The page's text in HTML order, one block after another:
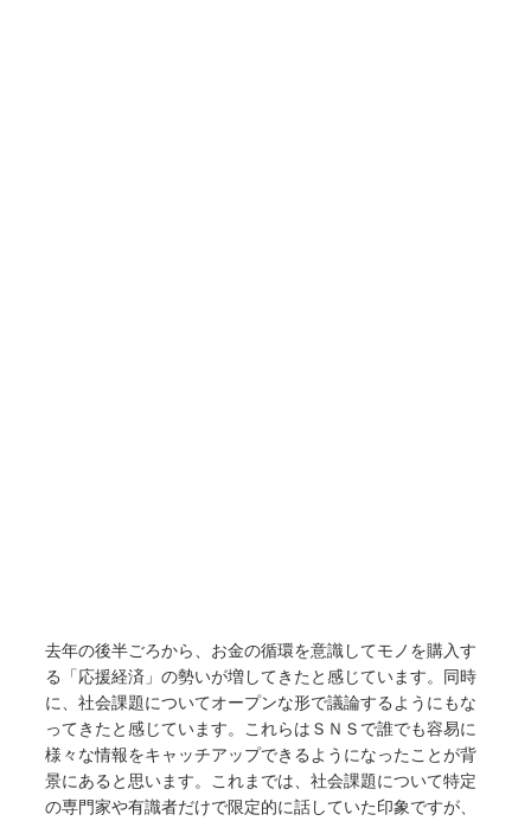
去年の後半ごろから、お金の循環を意識してモノを購入す
る「応援経済」の勢いが増してきたと感じています。同時
に、社会課題についてオープンな形で議論するようにもな
ってきたと感じています。これらはＳＮＳで誰でも容易に
様々な情報をキャッチアップできるようになったことが背
景にあると思います。これまでは、社会課題について特定
の専門家や有識者だけで限定的に話していた印象ですが、